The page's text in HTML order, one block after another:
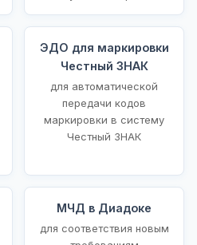
ЭДО для маркировки
Честный ЗНАК
для автоматической
передачи кодов
маркировки в систему
Честный ЗНАК
МЧД в Диадоке
для соответствия новым